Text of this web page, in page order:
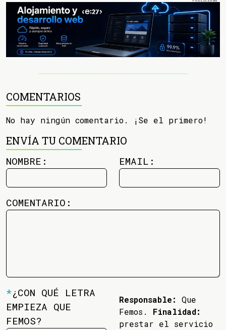
COMENTARIOS
No hay ningún comentario. ¡Se el primero!
ENVÍA TU COMENTARIO
NOMBRE: EMAIL:
COMENTARIO:
*¿CON QUÉ LETRA
EMPIEZA QUE
FEMOS?
Responsable:
Que
Femos. Finalidad:
prestar el servicio